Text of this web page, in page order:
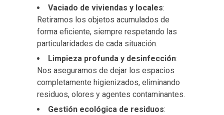
Vaciado de viviendas y locales:
Retiramos los objetos acumulados de
forma eficiente, siempre respetando las
particularidades de cada situación.
Limpieza profunda y desinfección:
Nos aseguramos de dejar los espacios
completamente higienizados, eliminando
residuos, olores y agentes contaminantes.
Gestión ecológica de residuos: